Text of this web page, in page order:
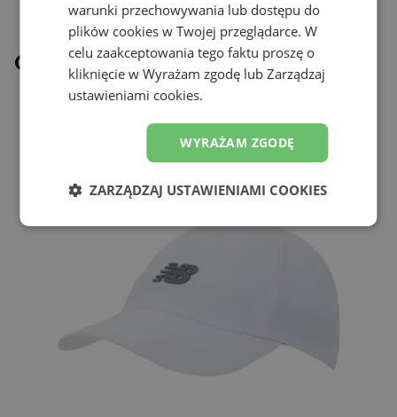
Ostatnio oglądane
warunki przechowywania lub dostępu do
plików cookies w Twojej przeglądarce. W
celu zaakceptowania tego faktu proszę o
kliknięcie w Wyrażam zgodę lub Zarządzaj
ustawieniami cookies.
WYRAŻAM ZGODĘ
ZARZĄDZAJ USTAWIENIAMI COOKIES